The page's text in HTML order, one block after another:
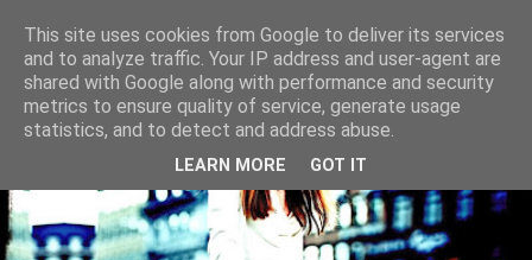
This site uses cookies from Google to deliver its services
and to analyze traffic. Your IP address and user-agent are
shared with Google along with performance and security
metrics to ensure quality of service, generate usage
statistics, and to detect and address abuse.
LEARN MORE GOT IT